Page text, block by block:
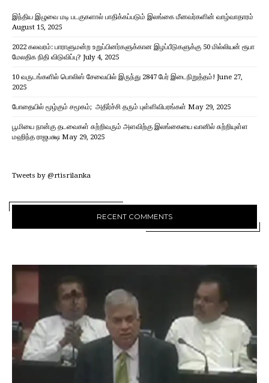
இந்திய இழுவை மடி படகுகளால் பாதிக்கப்படும் இலங்கை மீனவர்களின் வாழ்வாதாரம்
August 15, 2025
2022 கலவரம்: பாராளுமன்ற உறுப்பினர்களுக்கான இழப்பீடுகளுக்கு 50 மில்லியன் ரூபா
மேலதிக நிதி விடுவிப்பு? July 4, 2025
10 வருடங்களில் பொலிஸ் சேவையில் இருந்து 2847 பேர் இடைநிறுத்தம்! June 27,
2025
போதையில் மூழ்கும் சமூகம்; அதிர்ச்சி தரும் புள்ளிவிபரங்கள் May 29, 2025
பூமியை நான்கு தடவைகள் சுற்றிவரும் அளவிற்கு இலங்கையை வானில் சுற்றியுள்ள
மஹிந்த ராஜபக்ஷ May 29, 2025
Tweets by @rtisrilanka
RECENT COMMENTS